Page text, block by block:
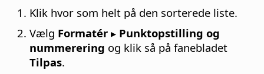
Klik hvor som helt på den sorterede liste.
Vælg Formatér ▸ Punktopstilling og
nummerering og klik så på fanebladet
Tilpas.